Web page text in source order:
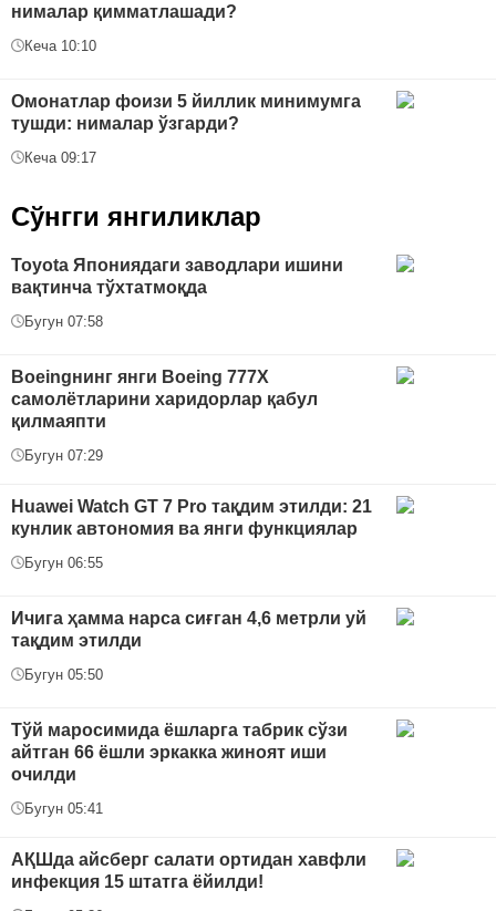
нималар қимматлашади?
Кеча 10:10
Омонатлар фоизи 5 йиллик минимумга
тушди: нималар ўзгарди?
Кеча 09:17
Сўнгги янгиликлар
Toyota Япониядаги заводлари ишини
вақтинча тўхтатмоқда
Бугун 07:58
Boeingнинг янги Boeing 777X
самолётларини харидорлар қабул
қилмаяпти
Бугун 07:29
Huawei Watch GT 7 Pro тақдим этилди: 21
кунлик автономия ва янги функциялар
Бугун 06:55
Ичига ҳамма нарса сиғган 4,6 метрли уй
тақдим этилди
Бугун 05:50
Тўй маросимида ёшларга табрик сўзи
айтган 66 ёшли эркакка жиноят иши
очилди
Бугун 05:41
АҚШда айсберг салати ортидан хавфли
инфекция 15 штатга ёйилди!